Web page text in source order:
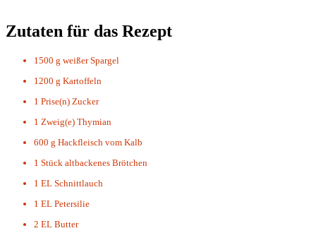
Zutaten für das Rezept
1500 g weißer Spargel
1200 g Kartoffeln
1 Prise(n) Zucker
1 Zweig(e) Thymian
600 g Hackfleisch vom Kalb
1 Stück altbackenes Brötchen
1 EL Schnittlauch
1 EL Petersilie
2 EL Butter